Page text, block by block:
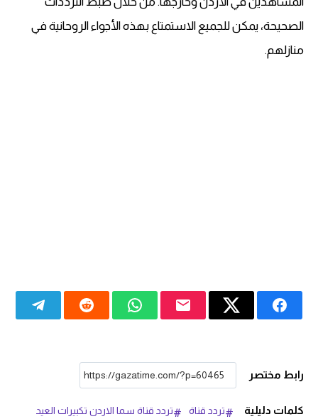
الصحيحة، يمكن للجميع الاستمتاع بهذه الأجواء الروحانية في
منازلهم.
رابط مختصر
كلمات دليلية تردد قناة
تردد قناة سما الاردن تكبيرات العيد